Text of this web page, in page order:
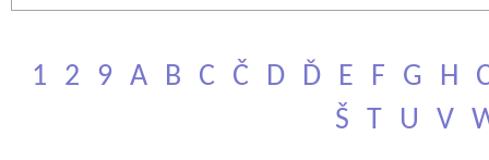
1 2 9 A B C Č D Ď E F G H
Š
T U V